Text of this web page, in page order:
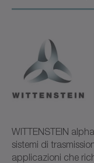
WITTENSTEIN
sistemi di
applicazioni che